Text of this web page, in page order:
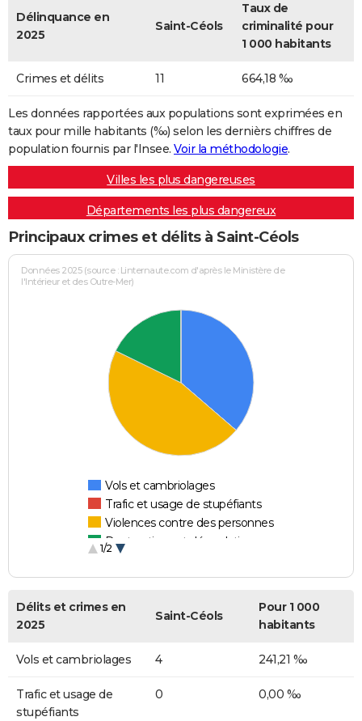
Délinquance en
2025
Saint-Céols
Taux de
criminalité pour
1 000 habitants
Crimes et délits 11 664,18 ‰
Les données rapportées aux populations sont exprimées en
taux pour mille habitants (‰) selon les dernièrs chiffres de
population fournis par l'Insee. Voir la méthodologie.
Villes les plus dangereuses
Départements les plus dangereux
Principaux crimes et délits à Saint-Céols
Données 2025 (source : Linternaute.com d'après le Ministère de
l'Intérieur et des Outre-Mer)
Vols et cambriolages
Trafic et usage de stupéfiants
Violences contre des personnes
Destructions et dégradations
1/2
Délits et crimes en
2025
Saint-Céols
Pour 1 000
habitants
Vols et cambriolages 4 241,21 ‰
Trafic et usage de
stupéfiants
0 0,00 ‰